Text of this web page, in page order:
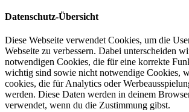
Datenschutz-Übersicht
Diese Webseite verwendet Cookies, um die
Webseite zu verbessern. Dabei unterscheiden
notwendigen Cookies, die für eine korrekte
wichtig sind sowie nicht notwendige Cookies,
cookies, die für Analytics oder
werden. Diese Daten werden in deinem
verwendet, wenn du die Zustimmung gibst.